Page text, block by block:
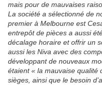
mais pour de mauvaises
La société a sélectionné de
premier à Melbourne est
entrepôt de pièces a aussi
décalage horaire et offrir un
aussi les Niva avec des
développant de nouveaux
étaient « la mauvaise qualité
sièges, ainsi que le besoin